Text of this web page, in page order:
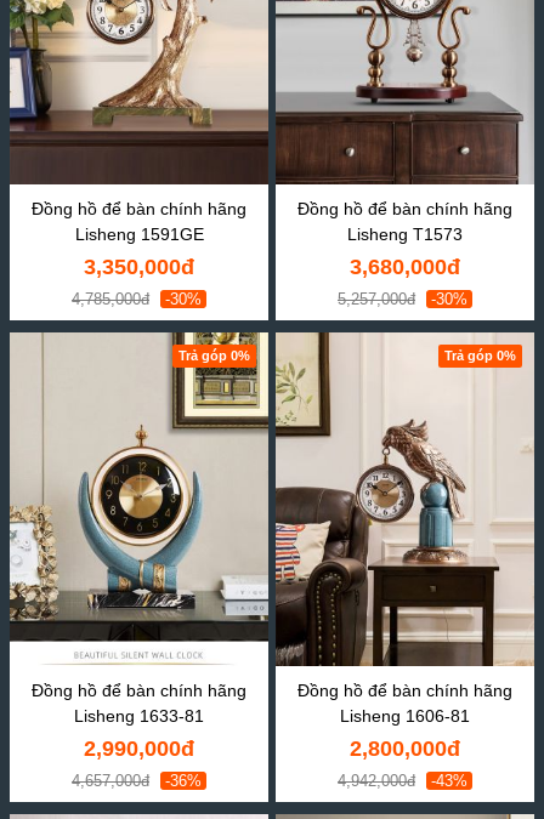
Đồng hồ để bàn chính hãng
Lisheng 1591GE
3,350,000đ
4,785,000đ -30%
Đồng hồ để bàn chính hãng
Lisheng T1573
3,680,000đ
5,257,000đ -30%
Trả góp 0%
Đồng hồ để bàn chính hãng
Lisheng 1633-81
2,990,000đ
4,657,000đ -36%
Trả góp 0%
Đồng hồ để bàn chính hãng
Lisheng 1606-81
2,800,000đ
4,942,000đ -43%